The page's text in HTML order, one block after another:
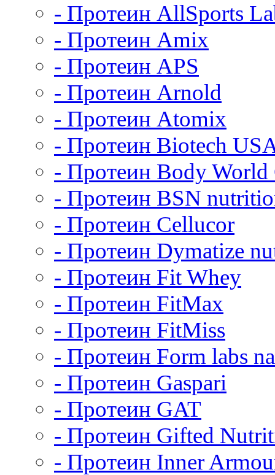
- Протеин AllSports
- Протеин Amix
- Протеин APS
- Протеин Arnold
- Протеин Atomix
- Протеин Biotech
- Протеин Body World
- Протеин BSN
- Протеин Cellucor
- Протеин Dymatize
- Протеин Fit Whey
- Протеин FitMax
- Протеин FitMiss
- Протеин Form labs
- Протеин Gaspari
- Протеин GAT
- Протеин Gifted
- Протеин Inner